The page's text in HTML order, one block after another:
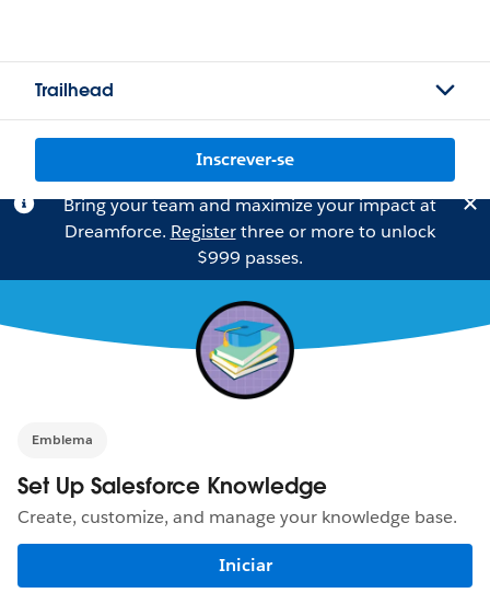
Trailhead
Inscrever-se
Bring your team and maximize your impact at
Dreamforce. Registerthree or more to unlock
$999 passes.
Emblema
Set Up Salesforce Knowledge
Create, customize, and manage your knowledge base.
Iniciar